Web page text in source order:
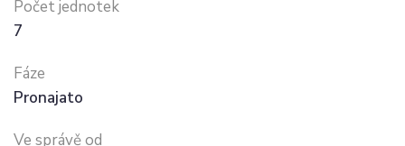
Počet jednotek
7
Fáze
Pronajato
Ve správě od